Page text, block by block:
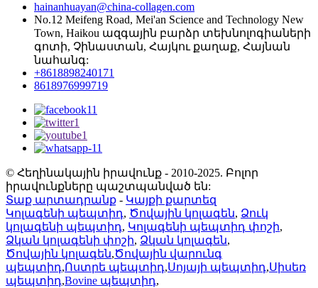
hainanhuayan@china-collagen.com
No.12 Meifeng Road, Mei'an Science and Technology New
Town, Haikou ազգային բարձր տեխնոլոգիաների
գոտի, Չինաստան, Հայկու քաղաք, Հայնան
նահանգ:
+8618898240171
8618976999719
© Հեղինակային իրավունք - 2010-2025. Բոլոր
իրավունքները պաշտպանված են:
Տաք արտադրանք - Կայքի քարտեզ
Կոլագենի պեպտիդ, Ծովային կոլագեն, Ձուկ
կոլագենի պեպտիդ, Կոլագենի պեպտիդ փոշի,
Ձկան կոլագենի փոշի, Ձկան կոլագեն,
Ծովային կոլագեն,Ծովային վարունգ
պեպտիդ,Ոստրե պեպտիդ,Սոյայի պեպտիդ,Սիսեռ
պեպտիդ,Bovine պեպտիդ,